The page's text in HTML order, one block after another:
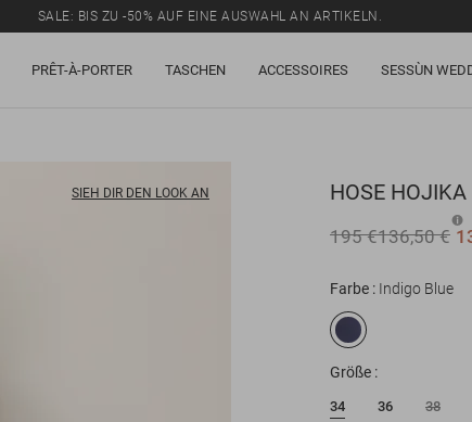
SALE: BIS ZU -50% AUF EINE AUSWAHL AN ARTIKELN.
PRÊT-À-PORTER TASCHEN ACCESSOIRES SESSÙN
SIEH DIR DEN LOOK AN HOSE HOJIKA
195 €136,50 €
Farbe Indigo Blue
Größe
34 36 38